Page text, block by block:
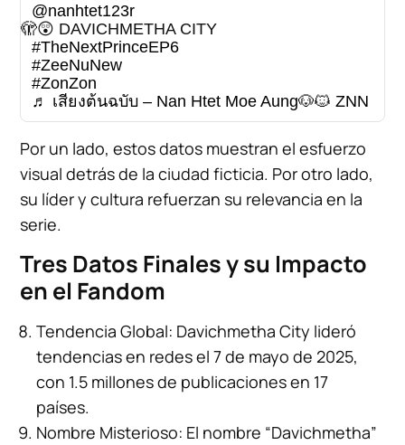
@nanhtet123r
🫣😲 DAVICHMETHA CITY
#TheNextPrinceEP6
#ZeeNuNew
#ZonZon
♬ เสียงต้นฉบับ – Nan Htet Moe Aung🐶🐱 ZNN
Por un lado, estos datos muestran el esfuerzo
visual detrás de la ciudad ficticia. Por otro lado,
su líder y cultura refuerzan su relevancia en la
serie.
Tres Datos Finales y su Impacto
en el Fandom
Tendencia Global: Davichmetha City lideró
tendencias en redes el 7 de mayo de 2025,
con 1.5 millones de publicaciones en 17
países.
Nombre Misterioso: El nombre “Davichmetha”